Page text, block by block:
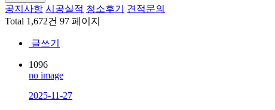
공지사항 시공실적 청소후기
견적문의
Total 1,672건 97 페이지
글쓰기
1096
no image
2025-11-27